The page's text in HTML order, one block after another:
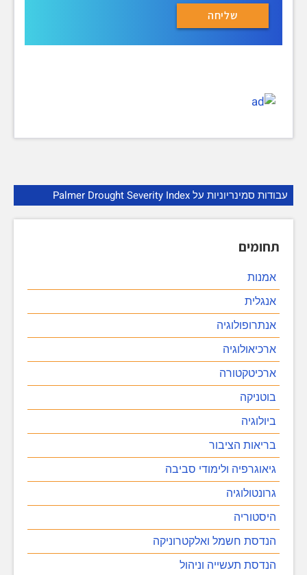
עבודות סמינריוניות על Palmer Drought Severity Index
תחומים
אמנות
אנגלית
אנתרופולוגיה
ארכיאולוגיה
ארכיטקטורה
בוטניקה
ביולוגיה
בריאות הציבור
גיאוגרפיה ולימודי סביבה
גרונטולוגיה
היסטוריה
הנדסת חשמל ואלקטרוניקה
הנדסת תעשייה וניהול